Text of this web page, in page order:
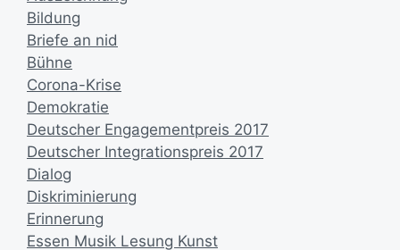
Bildung
Briefe an nid
Bühne
Corona-Krise
Demokratie
Deutscher Engagementpreis 2017
Deutscher Integrationspreis 2017
Dialog
Diskriminierung
Erinnerung
Essen Musik Lesung Kunst